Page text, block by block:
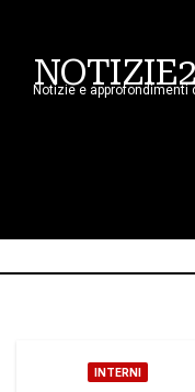
Notizie e approfondimenti
INTERNI